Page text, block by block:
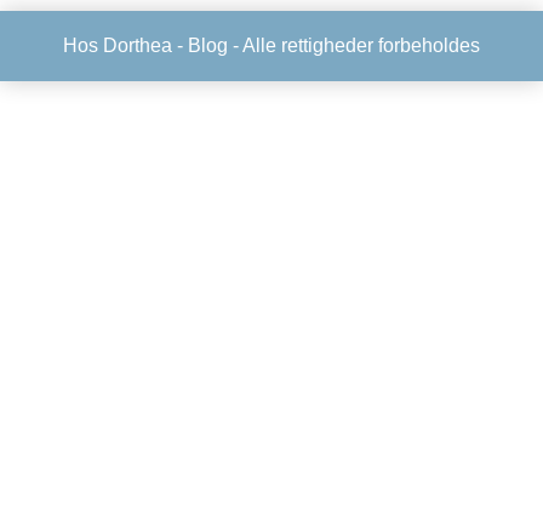
Hos Dorthea - Blog - Alle rettigheder forbeholdes